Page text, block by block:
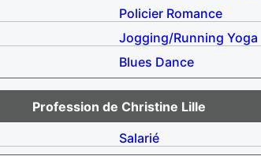
Policier Romance
Jogging/Running Yoga
Blues Dance
Profession de Christine Lille
Salarié